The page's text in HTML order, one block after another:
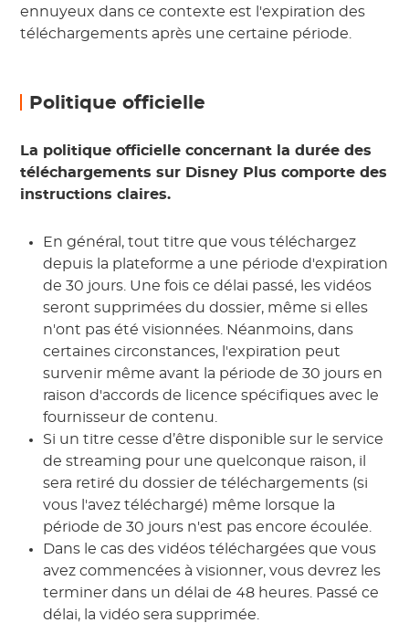
ennuyeux dans ce contexte est l'expiration des
téléchargements après une certaine période.
Politique officielle
La politique officielle concernant la durée des
téléchargements sur Disney Plus comporte des
instructions claires.
En général, tout titre que vous téléchargez
depuis la plateforme a une période d'expiration
de 30 jours. Une fois ce délai passé, les vidéos
seront supprimées du dossier, même si elles
n'ont pas été visionnées. Néanmoins, dans
certaines circonstances, l'expiration peut
survenir même avant la période de 30 jours en
raison d'accords de licence spécifiques avec le
fournisseur de contenu.
Si un titre cesse d’être disponible sur le service
de streaming pour une quelconque raison, il
sera retiré du dossier de téléchargements (si
vous l'avez téléchargé) même lorsque la
période de 30 jours n'est pas encore écoulée.
Dans le cas des vidéos téléchargées que vous
avez commencées à visionner, vous devrez les
terminer dans un délai de 48 heures. Passé ce
délai, la vidéo sera supprimée.